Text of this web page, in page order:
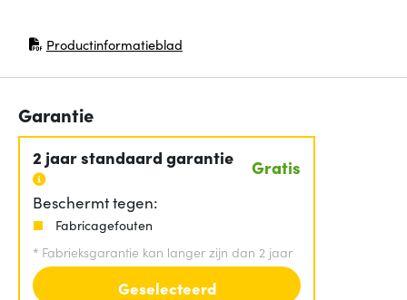
Productinformatieblad
(opent in nieuw venster)
Garantie
2 jaar standaard garantie Gratis
Beschermt tegen:
Fabricagefouten
* Fabrieksgarantie kan langer zijn dan 2 jaar
Geselecteerd